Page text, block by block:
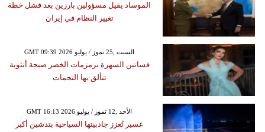
الموساد يقيل مسؤولين بارزين بعد فشل خطة
تغيير النظام في إيران
GMT 09:39 2026 السبت ,25 تموز / يوليو
فساتين السهرة بزمزمات الخصر صيحة أنثوية
تتألق بها النجمات
GMT 16:13 2026 الأحد ,12 تموز / يوليو
عسير تُعزز جاذبيتها السياحية بتدشين أكبر